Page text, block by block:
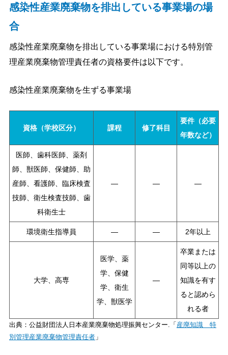
感染性産業廃棄物を排出している事業場の場
合
感染性産業廃棄物を排出している事業場における特別管
理産業廃棄物管理責任者の資格要件は以下です。
感染性産業廃棄物を生ずる事業場
資格（学校区分） 課程 修了科目
要件（必要
年数など）
医師、歯科医師、薬剤
師、獣医師、保健師、助
産師、看護師、臨床検査
技師、衛生検査技師、歯
科衛生士
― ― ―
環境衛生指導員 ― ― 2年以上
大学、高専
医学、薬
学、保健
学、衛生
学、獣医学
―
卒業または
同等以上の
知識を有す
ると認めら
れる者
出典：公益財団法人日本産業廃棄物処理振興センター.「 産廃知識 特
別管理産業廃棄物管理責任者 」